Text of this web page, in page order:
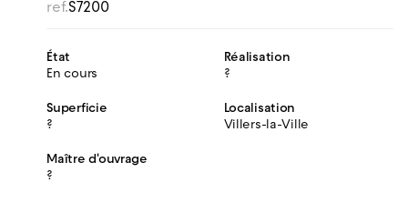
ref.S7200
État
En cours
Réalisation
?
Superficie
?
Localisation
Villers-la-Ville
Maître d'ouvrage
?